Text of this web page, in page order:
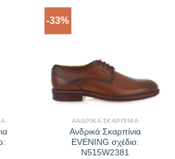
-33%
ΑΝΔΡΙΚΆ ΣΚΑΡΠΊΝΙΑ
Ανδρικά Σκαρπίνια
EVENING σχέδιο:
N515W2381